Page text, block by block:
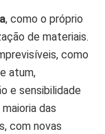
, como o próprio
de materiais.
como
atum,
e sensibilidade
das
com novas